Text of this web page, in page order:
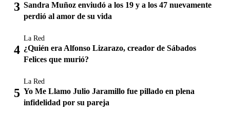
Sandra Muñoz enviudó a los 19 y a los 47 nuevamente
perdió al amor de su vida
La Red
¿Quién era Alfonso Lizarazo, creador de Sábados
Felices que murió?
La Red
Yo Me Llamo Julio Jaramillo fue pillado en plena
infidelidad por su pareja